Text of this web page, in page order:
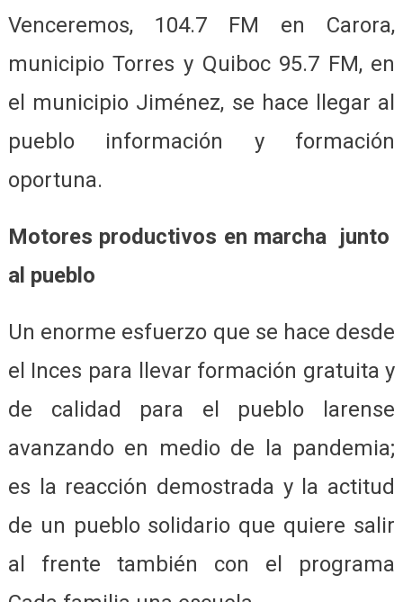
Venceremos, 104.7 FM en Carora,
municipio Torres y Quiboc 95.7 FM, en
el municipio Jiménez, se hace llegar al
pueblo información y formación
oportuna.
Motores productivos en marcha junto
al pueblo
Un enorme esfuerzo que se hace desde
el Inces para llevar formación gratuita y
de calidad para el pueblo larense
avanzando en medio de la pandemia;
es la reacción demostrada y la actitud
de un pueblo solidario que quiere salir
al frente también con el programa